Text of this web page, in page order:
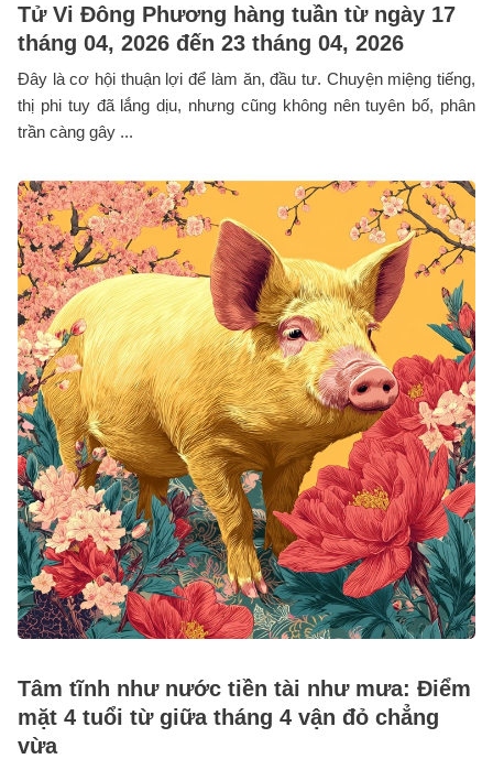
Tử Vi Đông Phương hàng tuần từ ngày 17
tháng 04, 2026 đến 23 tháng 04, 2026
Đây là cơ hội thuận lợi để làm ăn, đầu tư. Chuyện miệng tiếng,
thị phi tuy đã lắng dịu, nhưng cũng không nên tuyên bố, phân
trần càng gây ...
Tâm tĩnh như nước tiền tài như mưa: Điểm
mặt 4 tuổi từ giữa tháng 4 vận đỏ chẳng
vừa